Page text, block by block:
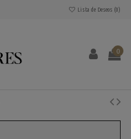
Lista de Deseos (0)
0